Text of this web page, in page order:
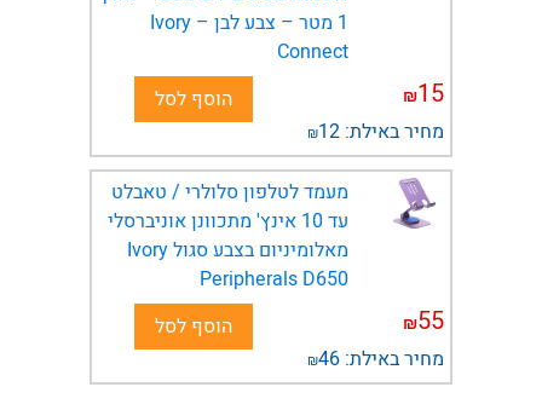
1 מטר – צבע לבן – Ivory
Connect
15
₪
מחיר באילת: 12
₪
הוסף לסל
מעמד לטלפון סלולרי / טאבלט
עד 10 אינץ' מתכוונן אוניברסלי
מאלומיניום בצבע סגול Ivory
Peripherals D650
55
₪
מחיר באילת: 46
₪
הוסף לסל